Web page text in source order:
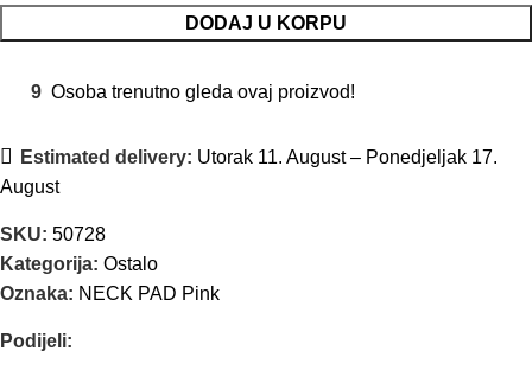
DODAJ U KORPU
9 Osoba trenutno gleda ovaj proizvod!
Estimated delivery: Utorak 11. August – Ponedjeljak 17.
August
SKU: 50728
Kategorija: Ostalo
Oznaka: NECK PAD Pink
Podijeli: